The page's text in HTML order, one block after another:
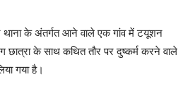
थाना के अंतर्गत आने वाले एक गांव में टयूशन
छात्रा के साथ कथित तौर पर दुष्कर्म करने वाले
गया है।